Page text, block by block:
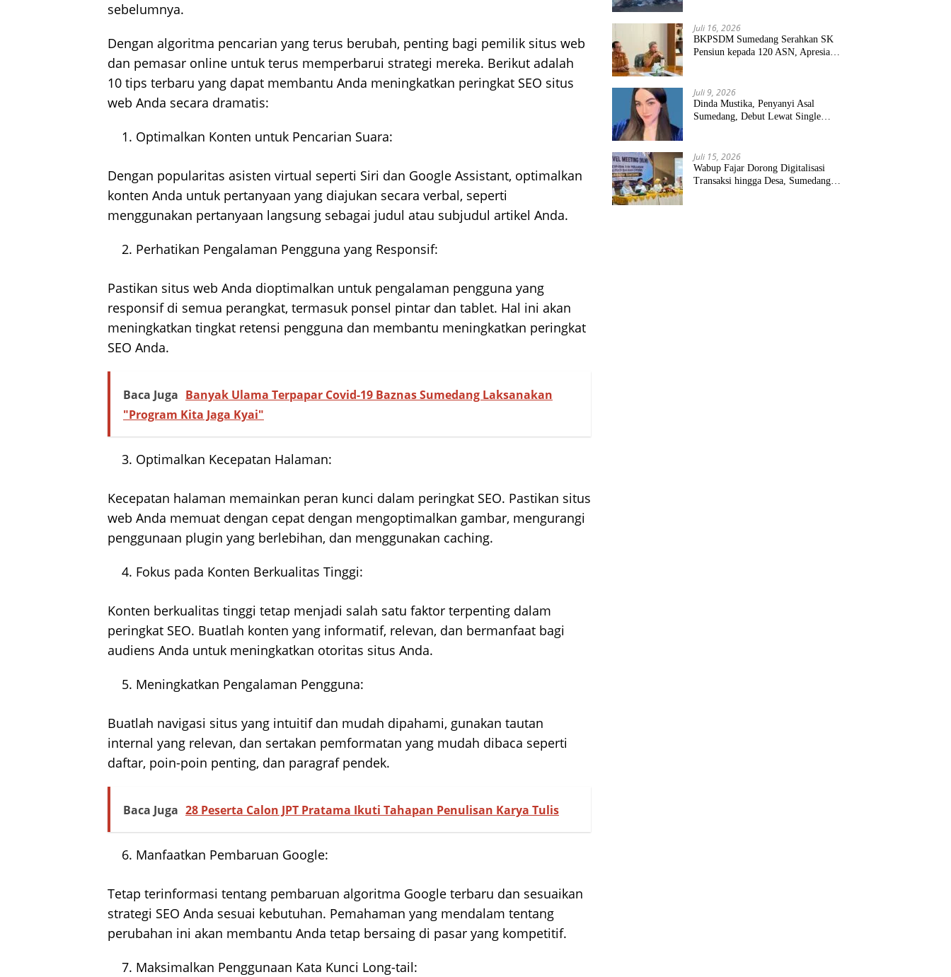
sebelumnya.
Dengan algoritma pencarian yang terus berubah, penting bagi pemilik situs web
dan pemasar online untuk terus memperbarui strategi mereka. Berikut adalah
10 tips terbaru yang dapat membantu Anda meningkatkan peringkat SEO situs
web Anda secara dramatis:
Optimalkan Konten untuk Pencarian Suara:
Dengan popularitas asisten virtual seperti Siri dan Google Assistant, optimalkan
konten Anda untuk pertanyaan yang diajukan secara verbal, seperti
menggunakan pertanyaan langsung sebagai judul atau subjudul artikel Anda.
Perhatikan Pengalaman Pengguna yang Responsif:
Pastikan situs web Anda dioptimalkan untuk pengalaman pengguna yang
responsif di semua perangkat, termasuk ponsel pintar dan tablet. Hal ini akan
meningkatkan tingkat retensi pengguna dan membantu meningkatkan peringkat
SEO Anda.
Baca Juga Banyak Ulama Terpapar Covid-19 Baznas Sumedang Laksanakan
"Program Kita Jaga Kyai"
Optimalkan Kecepatan Halaman:
Kecepatan halaman memainkan peran kunci dalam peringkat SEO. Pastikan situs
web Anda memuat dengan cepat dengan mengoptimalkan gambar, mengurangi
penggunaan plugin yang berlebihan, dan menggunakan caching.
Fokus pada Konten Berkualitas Tinggi:
Konten berkualitas tinggi tetap menjadi salah satu faktor terpenting dalam
peringkat SEO. Buatlah konten yang informatif, relevan, dan bermanfaat bagi
audiens Anda untuk meningkatkan otoritas situs Anda.
Meningkatkan Pengalaman Pengguna:
Buatlah navigasi situs yang intuitif dan mudah dipahami, gunakan tautan
internal yang relevan, dan sertakan pemformatan yang mudah dibaca seperti
daftar, poin-poin penting, dan paragraf pendek.
Baca Juga 28 Peserta Calon JPT Pratama Ikuti Tahapan Penulisan Karya Tulis
Manfaatkan Pembaruan Google:
Tetap terinformasi tentang pembaruan algoritma Google terbaru dan sesuaikan
strategi SEO Anda sesuai kebutuhan. Pemahaman yang mendalam tentang
perubahan ini akan membantu Anda tetap bersaing di pasar yang kompetitif.
Maksimalkan Penggunaan Kata Kunci Long-tail:
Juli 16, 2026
BKPSDM Sumedang Serahkan SK
Pensiun kepada 120 ASN, Apresiasi
Juli 9, 2026
Dinda Mustika, Penyanyi Asal
Sumedang, Debut Lewat Single
Juli 15, 2026
Wabup Fajar Dorong Digitalisasi
Transaksi hingga Desa, Sumedang